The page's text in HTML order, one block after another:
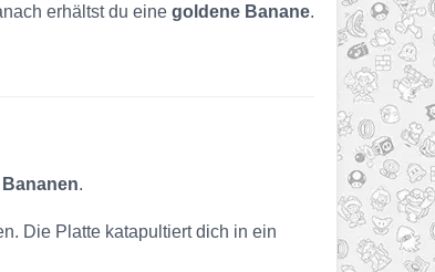
erhältst du eine goldene Banane.
Bananen.
Die Platte katapultiert dich in ein